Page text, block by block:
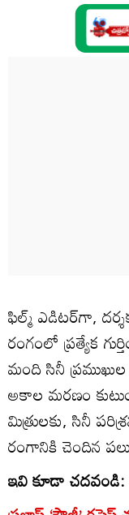
ఫిల్మ్ ఎడిటర్‌గా,
రంగంలో ప్రత్యేక
మంది సినీ
అకాల మరణం
మిత్రులకు, సినీ
రంగానికి చెందిన
ఇవి కూడా చదవండి: